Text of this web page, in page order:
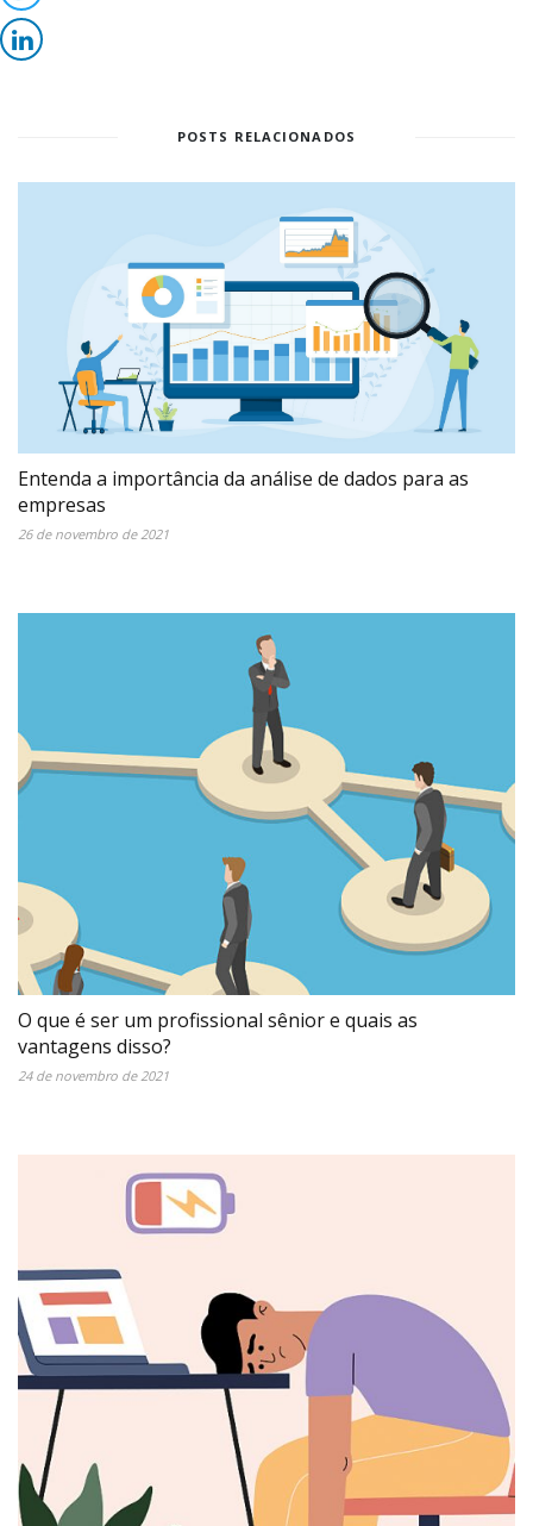
POSTS RELACIONADOS
Entenda a importância da análise de dados para as
empresas
26 de novembro de 2021
O que é ser um profissional sênior e quais as
vantagens disso?
24 de novembro de 2021